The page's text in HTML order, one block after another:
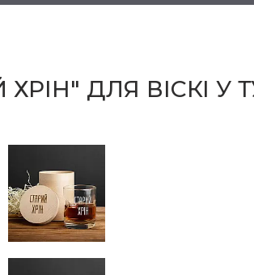
ДЛЯ ВІСКІ У